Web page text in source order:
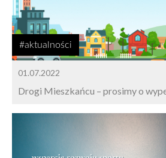
#aktualności
01.07.2022
Drogi Mieszkańcu – prosimy o